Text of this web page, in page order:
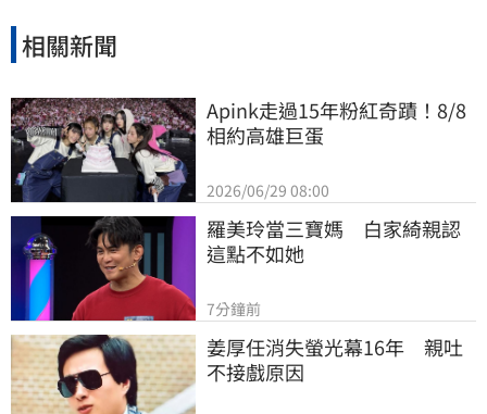
相關新聞
Apink走過15年粉紅奇蹟！8/8
相約高雄巨蛋
2026/06/29 08:00
羅美玲當三寶媽　白家綺親認
這點不如她
7分鐘前
姜厚任消失螢光幕16年　親吐
不接戲原因